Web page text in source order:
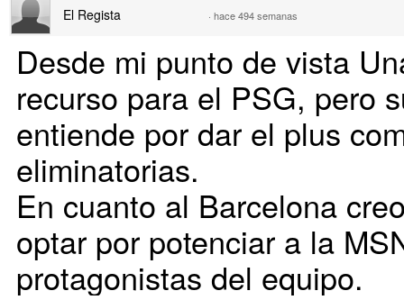
El Regista · hace 494 semanas
Desde mi punto de vista
recurso para el PSG, pero
entiende por dar el plus
eliminatorias.
En cuanto al Barcelona
optar por potenciar a la
protagonistas del equipo.